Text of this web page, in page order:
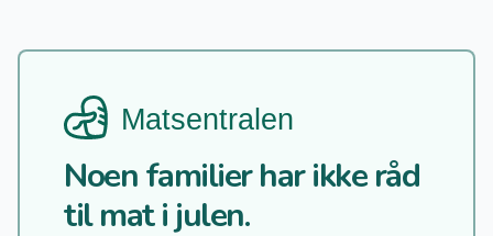
Noen familier har ikke råd
til mat i julen.